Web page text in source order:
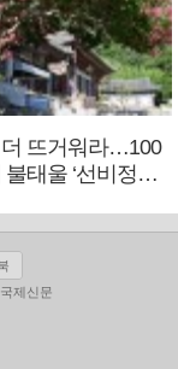
뜨거워라…100
태울 ‘선비정신’
제신문